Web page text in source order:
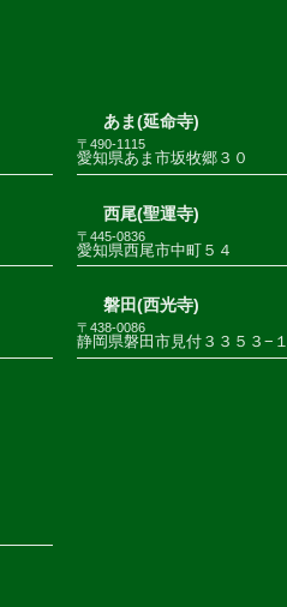
あま(延命寺)
〒490-1115
愛知県あま市坂牧郷３０
西尾(聖運寺)
〒445-0836
愛知県西尾市中町５４
磐田(西光寺)
〒438-0086
静岡県磐田市見付３３５３−１